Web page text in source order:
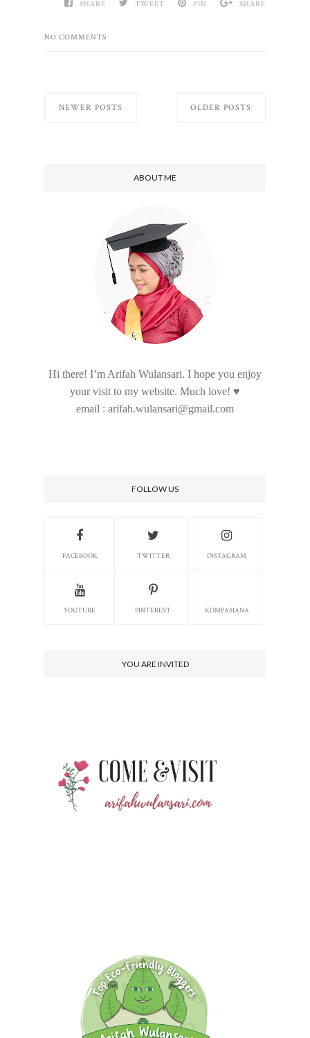
SHARE TWEET PIN SHARE
NO COMMENTS
NEWER POSTS OLDER POSTS
ABOUT ME
Hi there! I’m Arifah Wulansari. I hope you enjoy
your visit to my website. Much love! ♥
email : arifah.wulansari@gmail.com
FOLLOW US
FACEBOOK TWITTER INSTAGRAM
YOUTUBE PINTEREST KOMPASIANA
YOU ARE INVITED